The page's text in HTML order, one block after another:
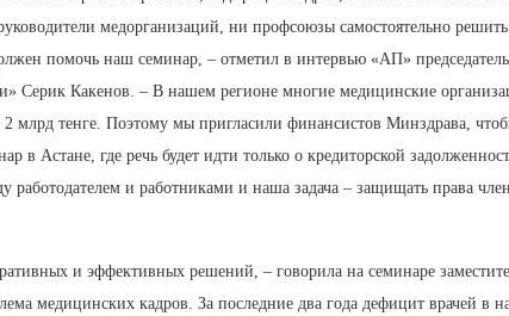
медорганизаций, ни профсоюзы самостоятельно
помочь наш семинар, – отметил в интервью «АП»
Серик Какенов. – В нашем регионе многие медицинские
2 млрд тенге. Поэтому мы пригласили финансистов Минздрава,
в Астане, где речь будет идти только о кредиторской
и работниками и наша задача – защищать права
и эффективных решений, – говорила на семинаре
медицинских кадров. За последние два года дефицит врачей в